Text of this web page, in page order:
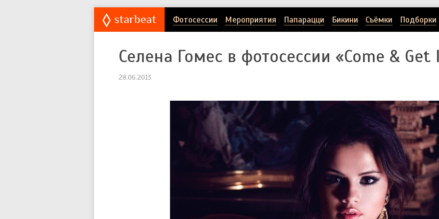
Фотосессии Мероприятия Папарацци Бикини Съёмки Подборки
Селена Гомес в фотосессии «Come & Get
28.06.2013